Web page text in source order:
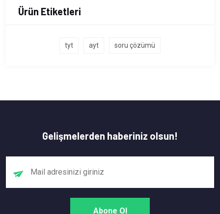
Ürün Etiketleri
tyt ayt soru çözümü
Gelişmelerden haberiniz olsun!